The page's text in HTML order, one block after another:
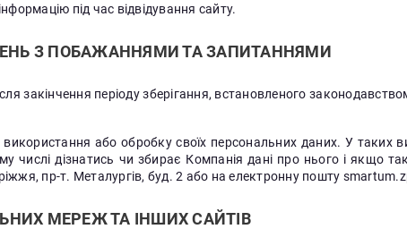
під час відвідування сайту.
З ПОБАЖАННЯМИ ТА ЗАПИТАННЯМИ
закінчення періоду зберігання, встановленого
або обробку своїх персональних даних. У таких
дізнатись чи збирає Компанія дані про нього і якщо
пр-т. Металургів, буд. 2 або на електронну пошту
МЕРЕЖ ТА ІНШИХ САЙТІВ